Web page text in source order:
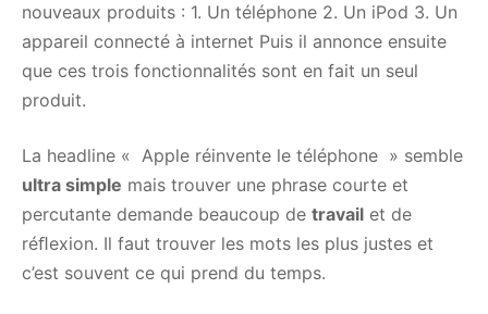
nouveaux produits : 1. Un téléphone 2. Un iPod 3. Un
appareil connecté à internet Puis il annonce ensuite
que ces trois fonctionnalités sont en fait un seul
produit.
La headline « Apple réinvente le téléphone » semble
ultra simple mais trouver une phrase courte et
percutante demande beaucoup de travail et de
réﬂexion. Il faut trouver les mots les plus justes et
c’est souvent ce qui prend du temps.